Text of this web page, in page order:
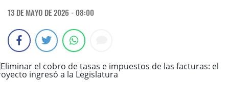
13 DE MAYO DE 2026 - 08:00